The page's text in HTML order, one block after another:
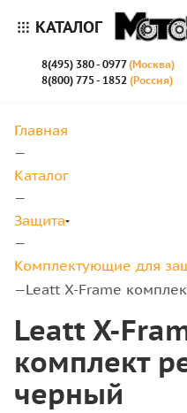
КАТАЛОГ
8(495) 380 - 0977(Москва)
8(800) 775 - 1852 (Россия)
Главная
—
Каталог
—
Защита
—
Комплектующие для
—Leatt X-Frame
Leatt X-
комплект
черный